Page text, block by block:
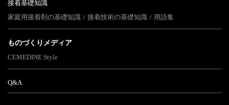
接着基礎知識
家庭用接着剤の基礎知識
接着技術の基礎知識 用語集
ものづくりメディア
CEMEDINE Style
Q&A